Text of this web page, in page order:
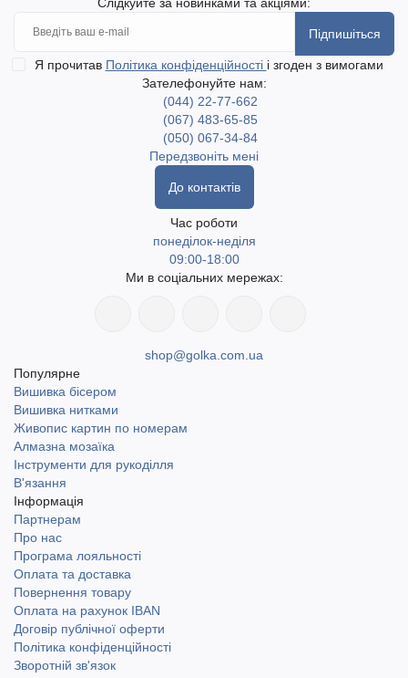
Підпишіться
Я прочитав Політика конфіденційності і згоден з вимогами
Зателефонуйте нам:
(044) 22-77-662
(067) 483-65-85
(050) 067-34-84
Передзвоніть мені
До контактів
Час роботи
понеділок-неділя
09:00-18:00
Ми в соціальних мережах:
shop@golka.com.ua
Популярне
Вишивка бісером
Вишивка нитками
Живопис картин по номерам
Алмазна мозаїка
Інструменти для рукоділля
В'язання
Інформація
Партнерам
Про нас
Програма лояльності
Оплата та доставка
Повернення товару
Оплата на рахунок IBAN
Договір публічної оферти
Політика конфіденційності
Зворотній зв'язок